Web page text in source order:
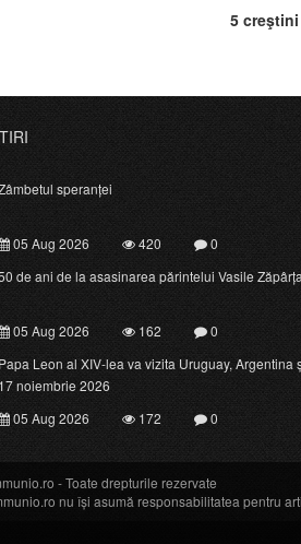
5
speranței
05 Aug 2026 420
0
de ani de la asasinarea părintelui Vasile
05 Aug 2026 162
0
Papa Leon al XIV-lea va vizita Uruguay, Argentina
17 noiembrie 2026
05 Aug 2026
172 0
- Toate drepturile rezervate
nu își asumă responsabilitatea pentru